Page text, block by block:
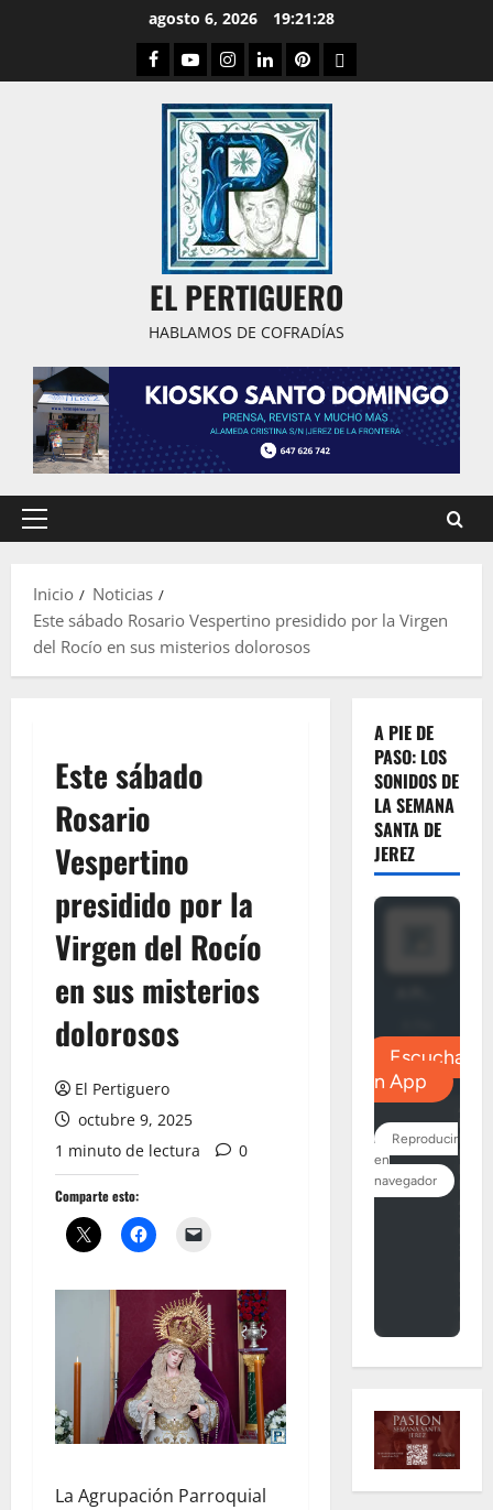
agosto 6, 2026 19:21:29
Facebook
YoutubeInstagram
LinkedPinterestDribbble
EL PERTIGUERO
HABLAMOS DE COFRADÍAS
Menú
Inicio
Noticias
Este sábado Rosario Vespertino presidido por la Virgen
del Rocío en sus misterios dolorosos
Este sábado
Rosario
Vespertino
presidido por la
Virgen del Rocío
en sus misterios
dolorosos
El Pertiguero
octubre 9, 2025
1 minuto de lectura
0
Comparte esto:
La Agrupación Parroquial
A PIE DE
PASO: LOS
SONIDOS DE
LA SEMANA
SANTA DE
JEREZ